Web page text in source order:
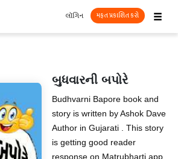
☰
લૉગિન મફત પ્રકાશિત કરો
બુધવારની બપોરે
Budhvarni Bapore book and
story is written by Ashok Dave
Author in Gujarati . This story
is getting good reader
response on Matrubharti app